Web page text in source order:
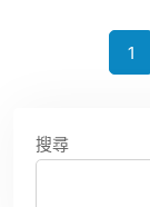
1
搜尋